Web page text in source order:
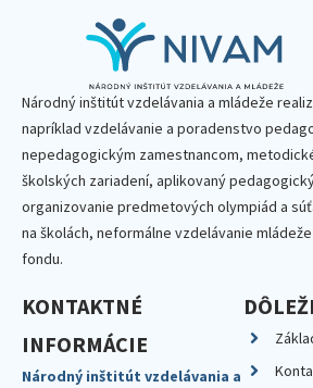
Národný inštitút vzdelávania a mládeže
napríklad vzdelávanie a poradenstvo
nepedagogickým zamestnancom,
školských zariadení, aplikovaný
organizovanie predmetových olympiád a
na školách, neformálne vzdelávanie
fondu.
KONTAKTNÉ
INFORMÁCIE
Národný inštitút vzdelávania a